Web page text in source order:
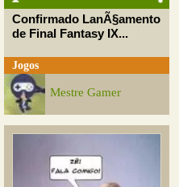
Confirmado LanÃ§amento
de Final Fantasy IX...
Jogos
Mestre Gamer